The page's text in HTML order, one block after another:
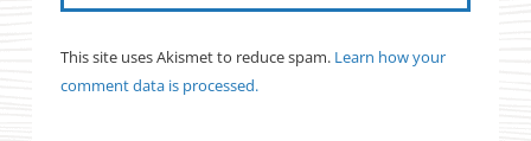
This site uses Akismet to reduce spam. Learn how your
comment data is processed.